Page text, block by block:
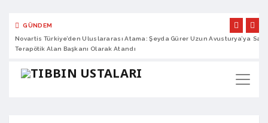
GÜNDEM
Novartis Türkiye’den Uluslararası Atama: Şeyda Gürer Uzun Avusturya’ya
Terapötik Alan Başkanı Olarak Atandı